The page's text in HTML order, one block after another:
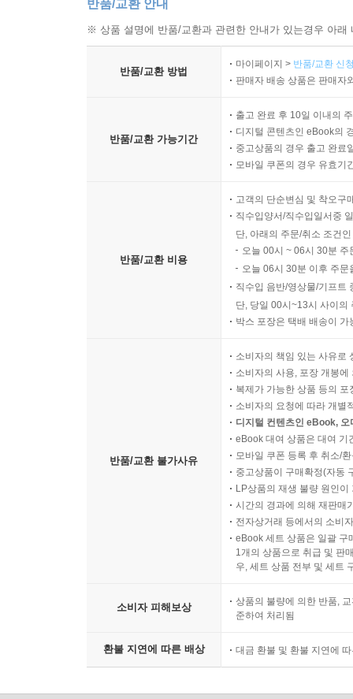
반품/교환 안내
※ 상품 설명에 반품/교환과 관련한 안내가 있는경우 아
반품/교환 방법
마이페이지 > 반품/교환 신
판매자 배송 상품은 판매자
반품/교환 가능기간
출고 완료 후 10일 이내의
디지털 콘텐츠인 eBook의
중고상품의 경우 출고 완료
모바일 쿠폰의 경우 유효기
반품/교환 비용
고객의 단순변심 및 착오구
직수입양서/직수입일서중
단, 아래의 주문/취소 조건
오늘 00시 ~ 06시 30분
오늘 06시 30분 이후 주
직수입 음반/영상물/기프트
단, 당일 00시~13시 사이의
박스 포장은 택배 배송이
반품/교환 불가사유
소비자의 책임 있는 사유로
소비자의 사용, 포장 개봉
복제가 가능한 상품 등의
소비자의 요청에 따라 개별
디지털 컨텐츠인 eBook,
eBook 대여 상품은 대여 기
모바일 쿠폰 등록 후 취소/
중고상품이 구매확정(자동
LP상품의 재생 불량 원인
시간의 경과에 의해 재판매
전자상거래 등에서의 소비
eBook 세트 상품은 일괄 구
1개의 상품으로 취급 및 판
우, 세트 상품 전부 및 세트
소비자 피해보상
상품의 불량에 의한 반품,
준하여 처리됨
환불 지연에 따른 배상 대금 환불 및 환불 지연에